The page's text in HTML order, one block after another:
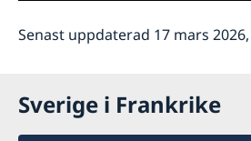
Senast uppdaterad 17 mars
Sverige i Frankrike